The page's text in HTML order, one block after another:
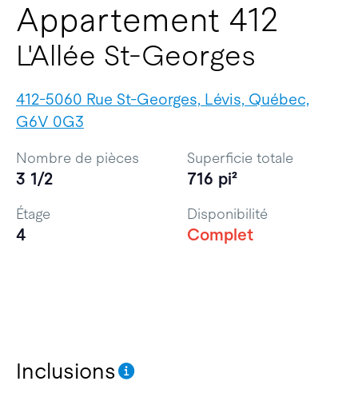
Appartement 412
L'Allée St-Georges
412-5060 Rue St-Georges, Lévis, Québec,
G6V 0G3
Inclusions
Nombre de pièces
3 1/2
Superficie totale
716 pi²
Étage
4
Disponibilité
Complet